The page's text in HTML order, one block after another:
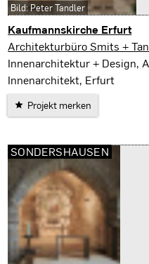
Kaufmannskirche Erfurt
Erfurt
Architekturbüro Smits +
Innenarchitektur + Design,
Innenarchitekt, Erfurt
Projekt merken
Bild: Peter Tandler
SONDERSHAUSEN